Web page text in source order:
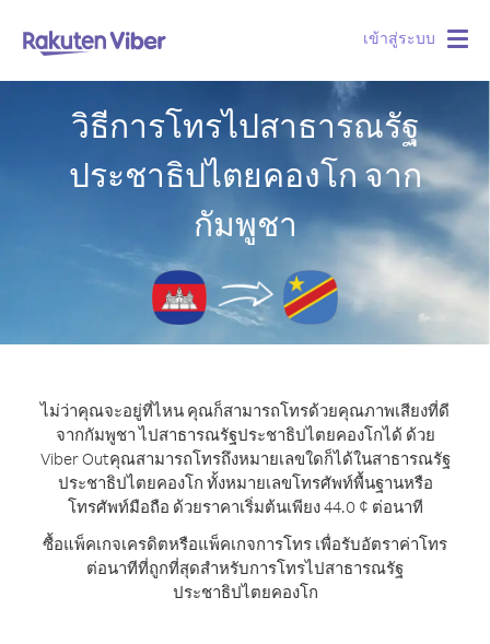
เข้าสู่ระบบ
วิธีการโทรไปสาธารณรัฐ
ประชาธิปไตยคองโก จาก
กัมพูชา
ไม่ว่าคุณจะอยู่ที่ไหน คุณก็สามารถโทรด้วยคุณภาพเสียงที่ดี
จากกัมพูชา ไปสาธารณรัฐประชาธิปไตยคองโกได้ ด้วย
Viber Outคุณสามารถโทรถึงหมายเลขใดก็ได้ในสาธารณรัฐ
ประชาธิปไตยคองโก ทั้งหมายเลขโทรศัพท์พื้นฐานหรือ
โทรศัพท์มือถือ ด้วยราคาเริ่มต้นเพียง 44.0 ¢ ต่อนาที
ซื้อแพ็คเกจเครดิตหรือแพ็คเกจการโทร เพื่อรับอัตราค่าโทร
ต่อนาทีที่ถูกที่สุดสำหรับการโทรไปสาธารณรัฐ
ประชาธิปไตยคองโก